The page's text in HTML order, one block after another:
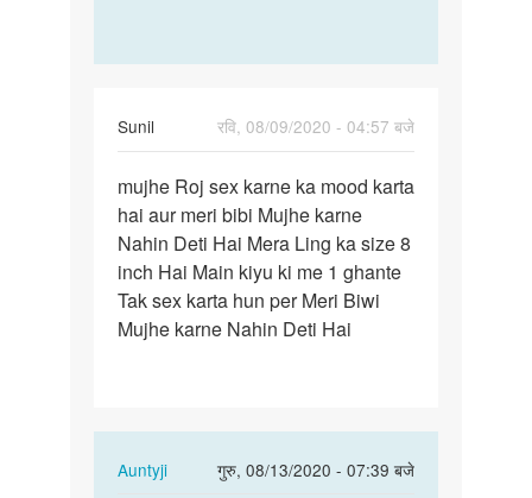
Sunil
रवि, 08/09/2020 - 04:57 बजे
mujhe
Roj
sex
karne
ka
mood…
mujhe Roj sex karne ka mood karta
hai aur meri bibi Mujhe karne
Nahin Deti Hai Mera Ling ka size 8
inch Hai Main kiyu ki me 1 ghante
Tak sex karta hun per Meri Biwi
Mujhe karne Nahin Deti Hai
Auntyji
गुरु, 08/13/2020 - 07:39 बजे
In